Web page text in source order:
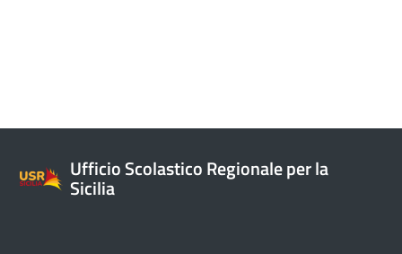
Ufficio Scolastico Regionale per la
Sicilia